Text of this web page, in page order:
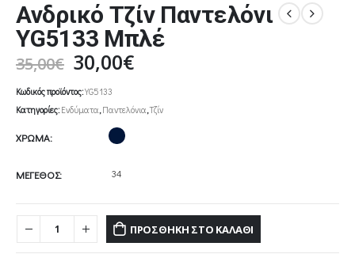
Ανδρικό Τζίν Παντελόνι
YG5133 Μπλέ
35,00€ Original
price
was:
35,00€.
30,00€Η
τιμή
είναι:
Κωδικός προϊόντος:YG5133
Κατηγορίες: Ενδύματα, Παντελόνια,Τζίν
ΧΡΩΜΑ
ΜΕΓΕΘΟΣ 34
ΠΡΟΣΘΉΚΗ ΣΤΟ ΚΑΛΆΘΙ